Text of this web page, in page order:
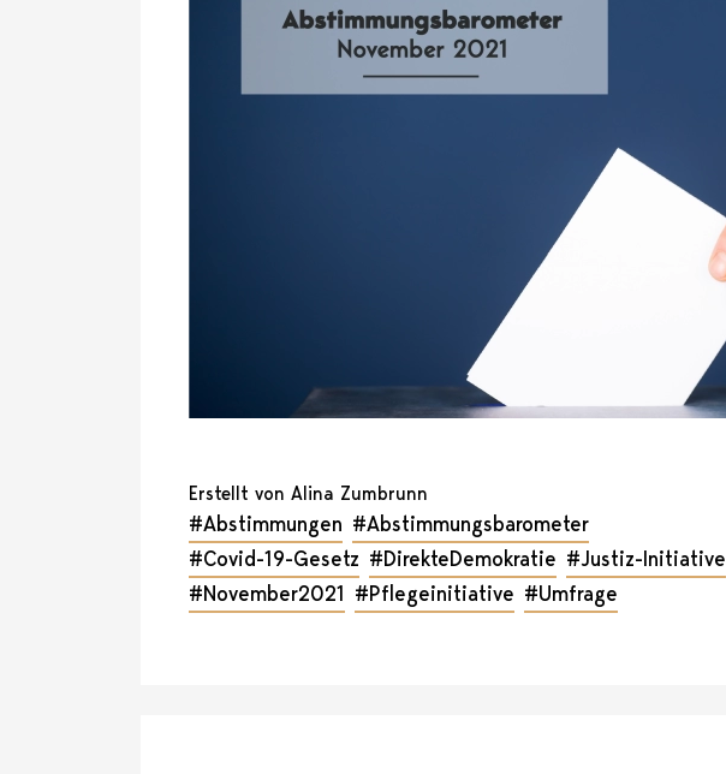
Erstellt von Alina Zumbrunn
#Abstimmungen #Abstimmungsbarometer
#Covid-19-Gesetz #DirekteDemokratie #Justiz-Initiative
#November2021 #Pflegeinitiative #Umfrage